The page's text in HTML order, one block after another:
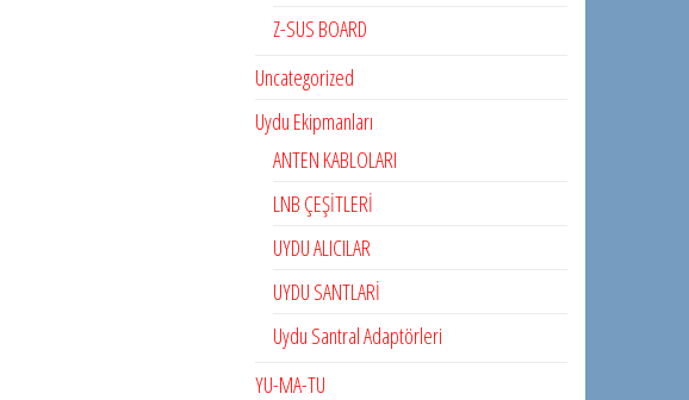
Z-SUS BOARD
Uncategorized
Uydu Ekipmanları
ANTEN KABLOLARI
LNB ÇEŞİTLERİ
UYDU ALICILAR
UYDU SANTLARİ
Uydu Santral Adaptörleri
YU-MA-TU